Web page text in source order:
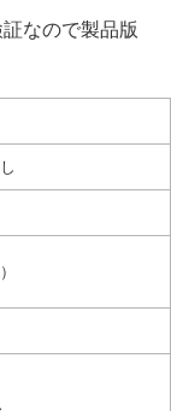
なので製品版